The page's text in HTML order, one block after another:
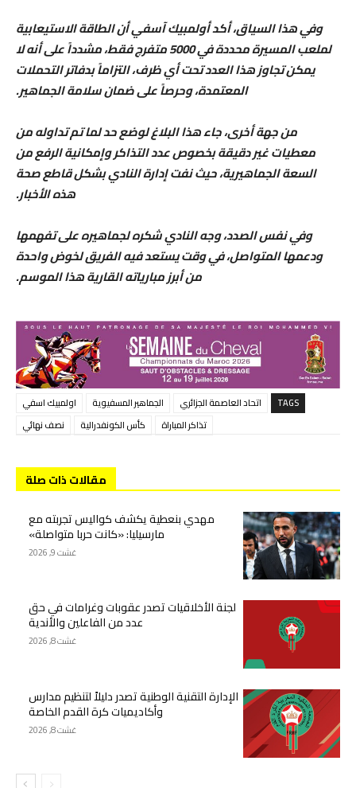
وفي هذا السياق، أكد أولمبيك آسفي أن الطاقة الاستيعابية
لملعب المسيرة محددة في 5000 متفرج فقط، مشدداً على أنه لا
يمكن تجاوز هذا العدد تحت أي ظرف، التزاماً بدفاتر التحملات
المعتمدة، وحرصاً على ضمان سلامة الجماهير.
من جهة أخرى، جاء هذا البلاغ لوضع حد لما تم تداوله من
معطيات غير دقيقة بخصوص عدد التذاكر وإمكانية الرفع من
السعة الجماهيرية، حيث نفت إدارة النادي بشكل قاطع صحة
هذه الأخبار.
وفي نفس الصدد، وجه النادي شكره لجماهيره على تفهمها
ودعمها المتواصل، في وقت يستعد فيه الفريق لخوض واحدة
من أبرز مبارياته القارية هذا الموسم.
TAGS اتحاد العاصمة الجزائري الجماهير المسفيوية
اولمبيك اسفي
تذاكر المباراة
كأس الكونفدرالية نصف نهائي
مقالات ذات صلة
مهدي بنعطية يكشف كواليس تجربته مع
مارسيليا: «كانت حربا متواصلة»
غشت 9, 2026
لجنة الأخلاقيات تصدر عقوبات وغرامات في حق
عدد من الفاعلين والأندية
غشت 8, 2026
الإدارة التقنية الوطنية تصدر دليلاً لتنظيم مدارس
وأكاديميات كرة القدم الخاصة
غشت 8, 2026